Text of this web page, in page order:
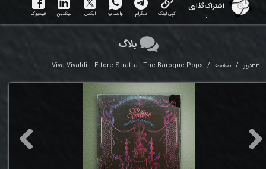
اشتراک‌گذاری
:
کپی لینک تلگرام واتساپ ایکس لینکدین فیسبوک
33دور صفحه Viva Vivaldi! - Ettore Stratta - The Baroque Pops
بلاگ